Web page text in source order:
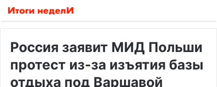
Россия заявит МИД Польши
протест из-за изъятия базы
отдыха под Варшавой